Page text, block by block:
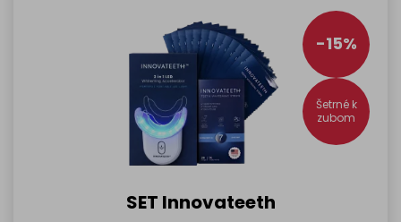
-15%
Šetrné k
zubom
SET Innovateeth